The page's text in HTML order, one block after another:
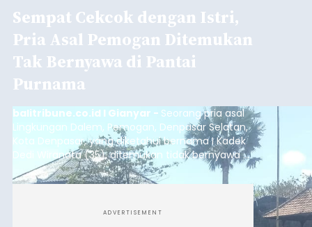
Sempat Cekcok dengan Istri,
Pria Asal Pemogan Ditemukan
Tak Bernyawa di Pantai
Purnama
balitribune.co.id I Gianyar - Seorang pria asal
Lingkungan Dalem, Pemogan, Denpasar Selatan,
Kota Denpasar, yang diketahui bernama I Kadek
Dedi Wiranata (35), ditemukan tidak bernyawa di
pesisir Pantai Purnama, Sukawati.
ADVERTISEMENT